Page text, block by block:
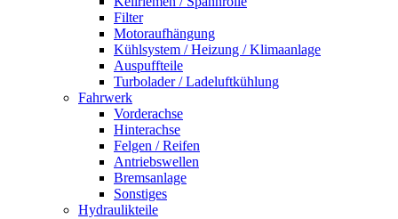
Filter
Motoraufhängung
Kühlsystem / Heizung / Klimaanlage
Auspuffteile
Turbolader / Ladeluftkühlung
Fahrwerk
Vorderachse
Hinterachse
Felgen / Reifen
Antriebswellen
Bremsanlage
Sonstiges
Hydraulikteile